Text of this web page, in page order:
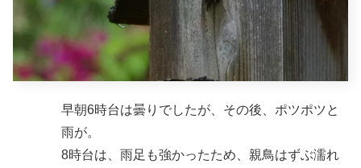
早朝6時台は曇りでしたが、その後、ポツポツと
雨が。
8時台は、雨足も強かったため、親鳥はずぶ濡れ